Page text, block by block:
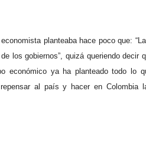
planteaba hace poco que:
los gobiernos”, quizá queriendo
económico ya ha planteado todo lo
al país y hacer en Colombia